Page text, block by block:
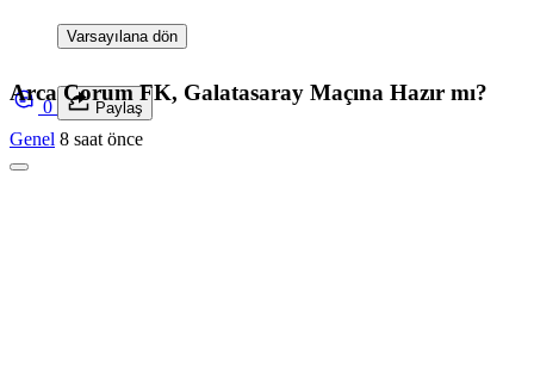
Varsayılana dön
0 Paylaş
Arca Çorum FK, Galatasaray Maçına Hazır mı?
Genel 8 saat önce